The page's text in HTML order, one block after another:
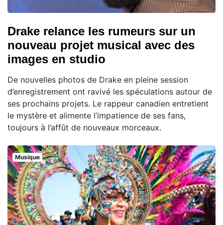
Drake relance les rumeurs sur un
nouveau projet musical avec des
images en studio
De nouvelles photos de Drake en pleine session
d’enregistrement ont ravivé les spéculations autour de
ses prochains projets. Le rappeur canadien entretient
le mystère et alimente l’impatience de ses fans,
toujours à l’affût de nouveaux morceaux.
Musique